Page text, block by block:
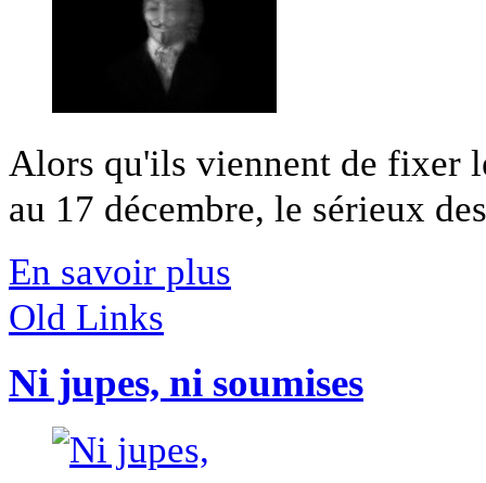
Alors qu'ils viennent de fixer
au 17 décembre, le sérieux
En savoir plus
Old Links
Ni jupes, ni soumises